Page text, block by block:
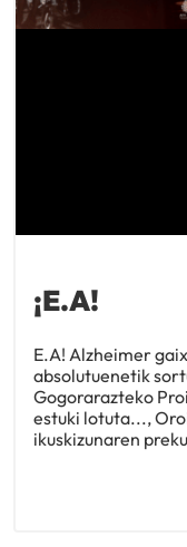
¡E.A!
E.A! Alzheimer
absolutuenetik
Gogorarazteko
estuki lotuta...,
ikuskizunaren